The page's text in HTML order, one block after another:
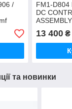
/
FM1-D804
DC
ASSEMBLY
13 400₴
та новинки